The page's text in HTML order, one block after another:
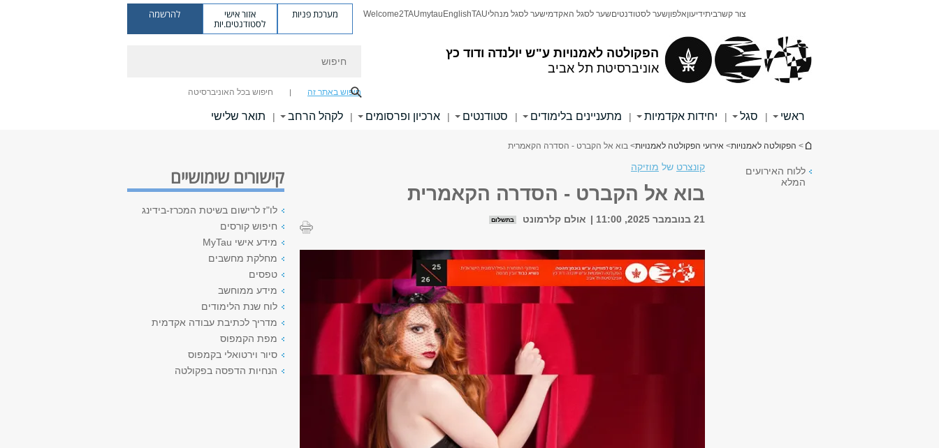
הפקולטה לאמנויות ע"ש יולנדה ודוד כץ
אוניברסיטת תל אביב
צור קשרביתידיעוןאלפוןשער לסטודנטיםשער לסגל האקדמישער לסגל מנהליTAU
English
mytau
Welcome2TAU מערכת פניות אזור אישי
לסטודנטים.יות
להרשמה
חיפוש באתר זה חיפוש בכל האוניברסיטה
ראשי | סגל | יחידות אקדמיות | מתעניינים בלימודים | סטודנטים | ארכיון ופרסומים | לקהל הרחב | תואר שלישי
הינך נמצא כאן
> הפקולטה לאמנויות> אירועי הפקולטה לאמנויות> בוא אל הקברט - הסדרה הקאמרית
ללוח האירועים
המלא
קונצרט של מוזיקה
בוא אל הקברט - הסדרה הקאמרית
21 בנובמבר 2025, 11:00 אולם קלרמונט בתשלום
קישורים שימושיים
לו"ז לרישום בשיטת המכרז-בידינג
חיפוש קורסים
מידע אישי MyTau
מחלקת מחשבים
טפסים
מידע ממוחשב
לוח שנת הלימודים
מדריך לכתיבת עבודה אקדמית
מפת הקמפוס
סיור וירטואלי בקמפוס
הנחיות הדפסה בפקולטה